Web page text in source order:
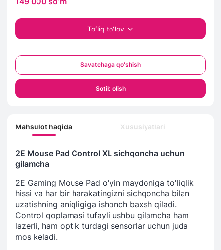
Toʻliq toʻlov
Savatchaga qoʻshish
Sotib olish
Mahsulot haqida Xususiyatlari
2E Mouse Pad Control XL sichqoncha uchun
gilamcha
2E Gaming Mouse Pad o'yin maydoniga to'liqlik
hissi va har bir harakatingizni sichqoncha bilan
uzatishning aniqligiga ishonch baxsh qiladi.
Control qoplamasi tufayli ushbu gilamcha ham
lazerli, ham optik turdagi sensorlar uchun juda
mos keladi.